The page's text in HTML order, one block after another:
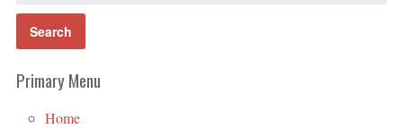
Primary Menu
Home